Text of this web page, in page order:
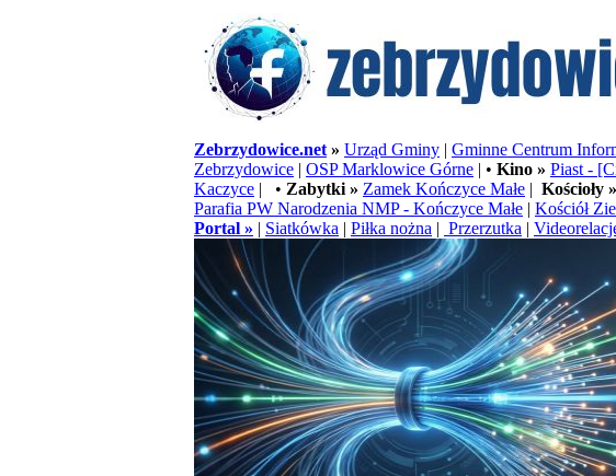
Zebrzydowice.net » Urząd Gminy | Gminne Centrum
Zebrzydowice | OSP Marklowice Górne | • Kino » Piast -
Kaczyce | • Zabytki » Zamek Kończyce Małe | Kościoły »
Parafia PW Narodzenia NMP - Kończyce Małe | Kościół
Portal » | Siatkówka | Piłka nożna | Przerzutka |